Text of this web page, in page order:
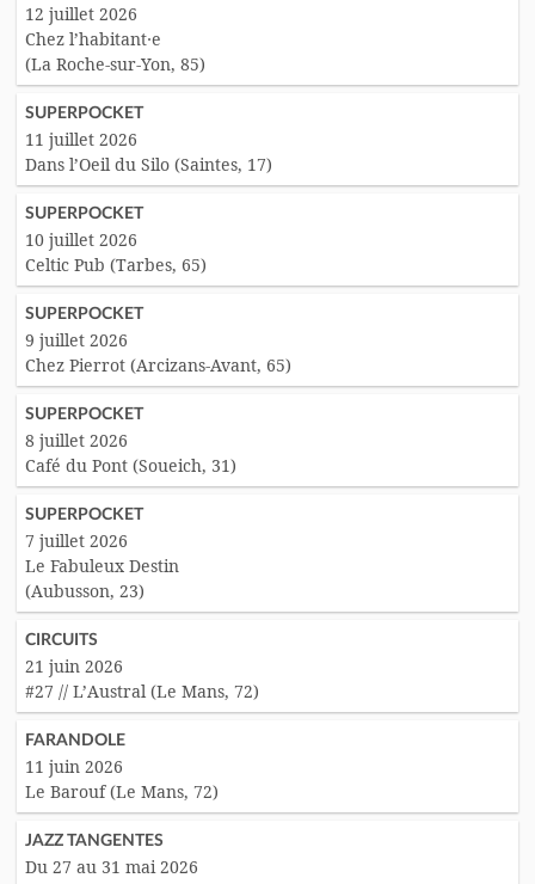
12 juillet 2026
Chez l’habitant·e
(La Roche-sur-Yon, 85)
SUPERPOCKET
11 juillet 2026
Dans l’Oeil du Silo (Saintes, 17)
SUPERPOCKET
10 juillet 2026
Celtic Pub (Tarbes, 65)
SUPERPOCKET
9 juillet 2026
Chez Pierrot (Arcizans-Avant, 65)
SUPERPOCKET
8 juillet 2026
Café du Pont (Soueich, 31)
SUPERPOCKET
7 juillet 2026
Le Fabuleux Destin
(Aubusson, 23)
CIRCUITS
21 juin 2026
#27 // L’Austral (Le Mans, 72)
FARANDOLE
11 juin 2026
Le Barouf (Le Mans, 72)
JAZZ TANGENTES
Du 27 au 31 mai 2026